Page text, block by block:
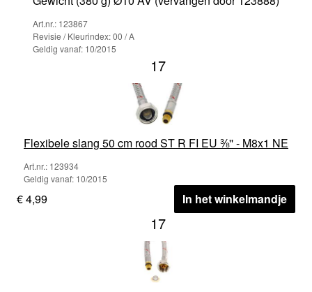
Art.nr.: 123867
Revisie / Kleurindex: 00 / A
Geldig vanaf: 10/2015
17
Flexibele slang 50 cm rood ST R FI EU ⅜'' - M8x1 NE
Art.nr.: 123934
Geldig vanaf: 10/2015
€ 4,99 In het winkelmandje
17